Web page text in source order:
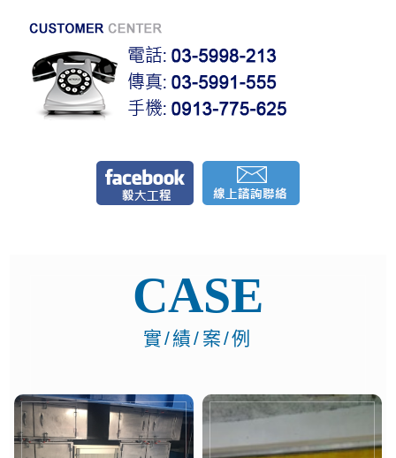
CASE
實/績/案/例